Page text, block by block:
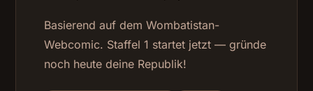
Basierend auf dem Wombatistan-
Webcomic. Staffel 1 startet jetzt — gründe
noch heute deine Republik!